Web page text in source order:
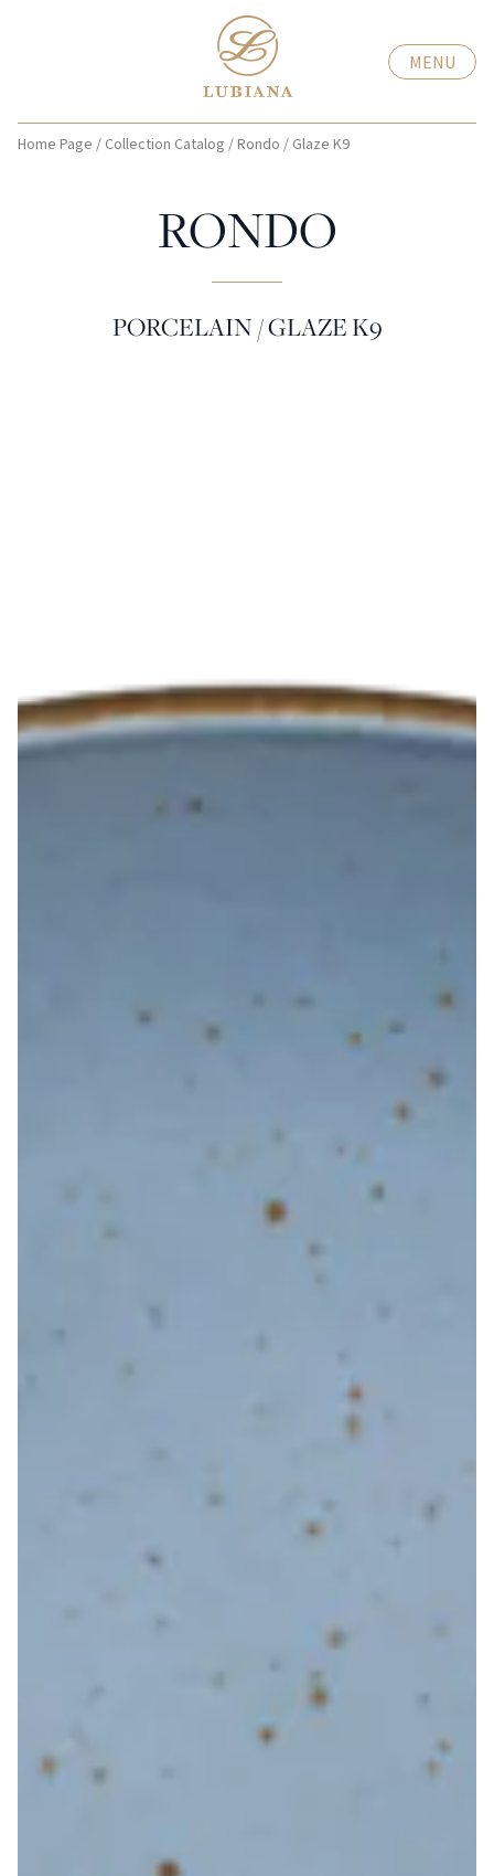
MENU
Home Page / Collection Catalog /Rondo / Glaze K9
RONDO
PORCELAIN / GLAZE K9